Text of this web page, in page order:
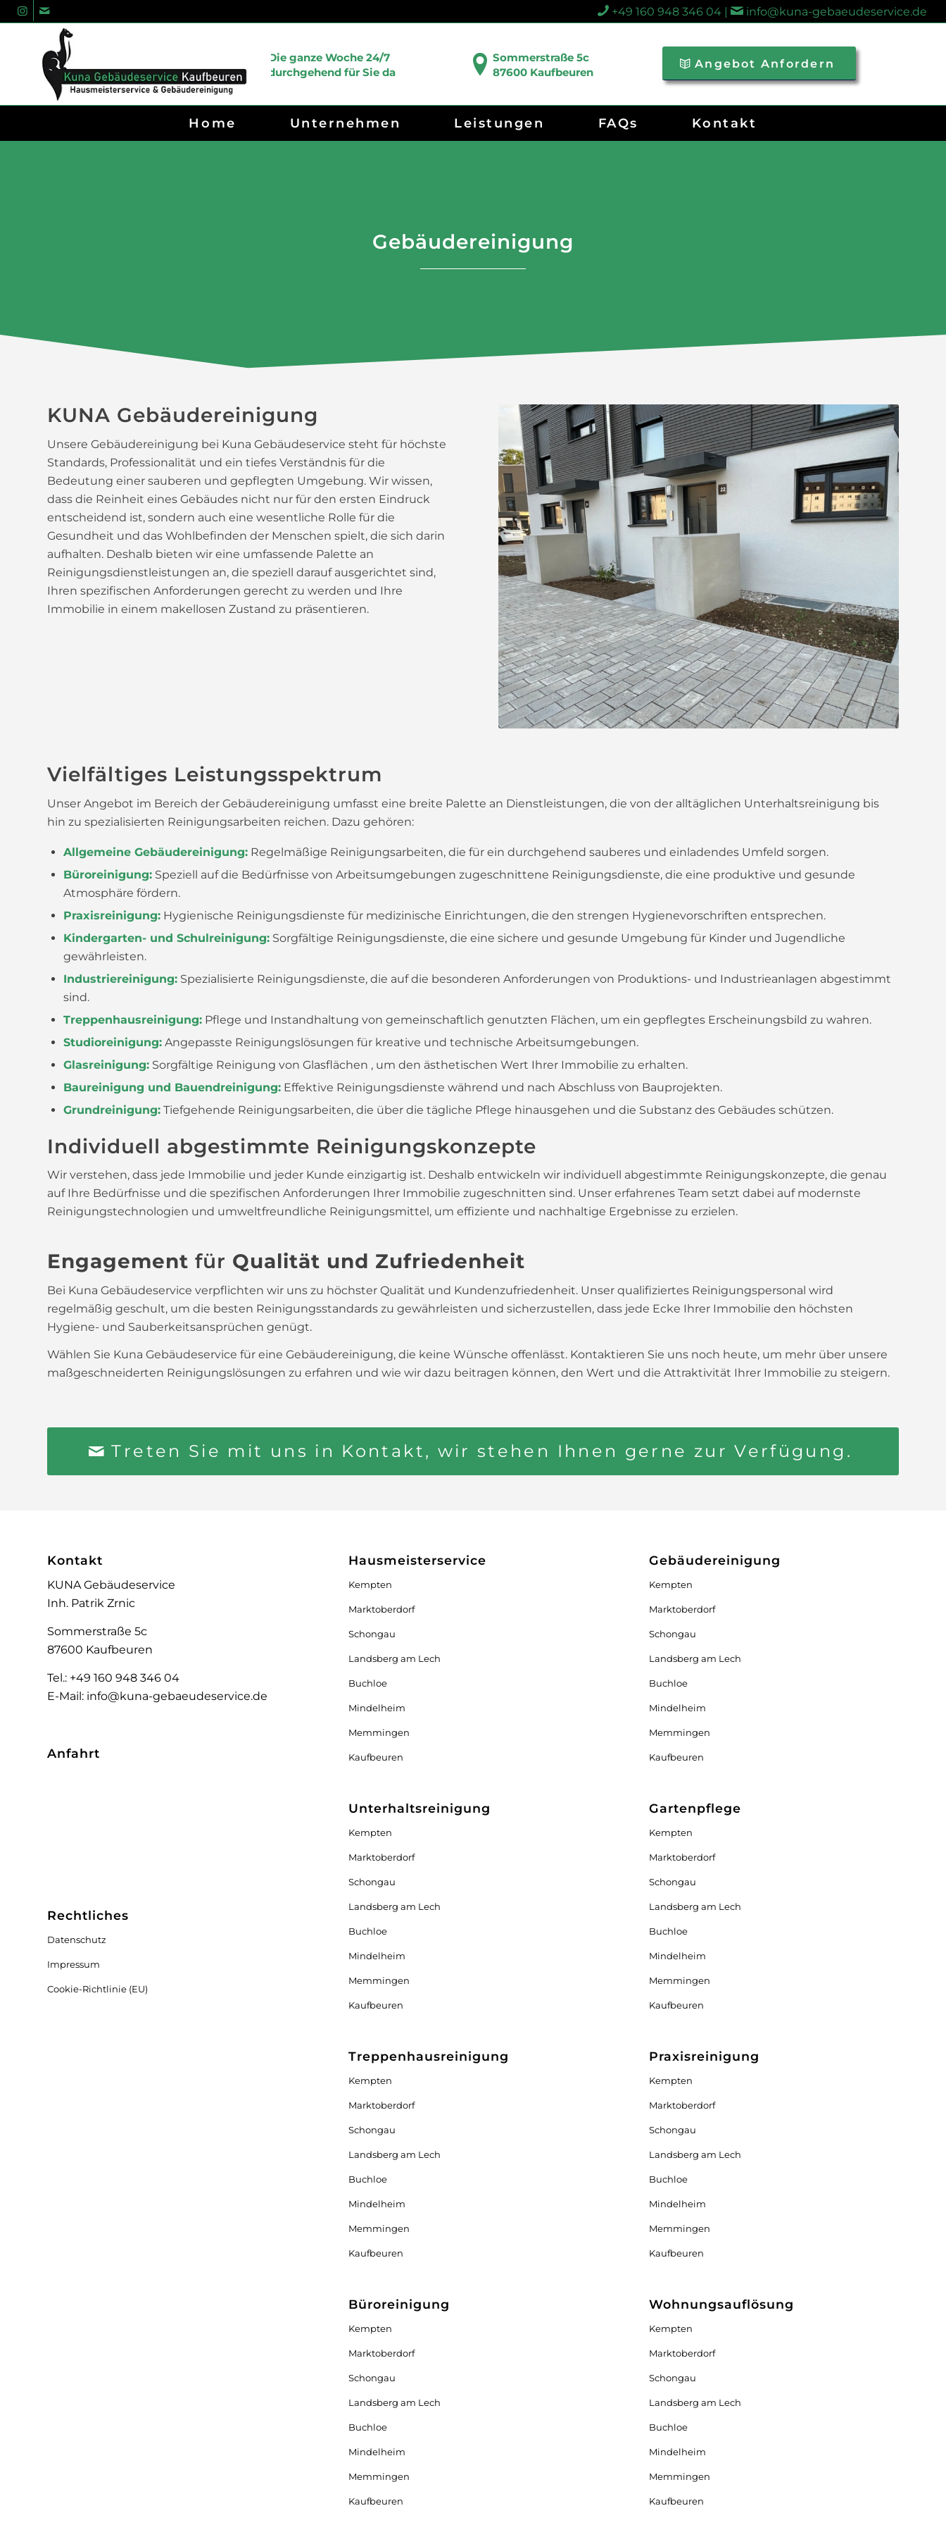
+49 160 948 346 04 | info@kuna-gebaeudeservice.de
Die ganze Woche 24/7
durchgehend für Sie da
Sommerstraße 5c
87600 Kaufbeuren
Angebot Anfordern
Home Unternehmen Leistungen FAQs Kontakt
Gebäudereinigung
KUNA Gebäudereinigung
Unsere Gebäudereinigung bei Kuna Gebäudeservice steht für höchste
Standards, Professionalität und ein tiefes Verständnis für die
Bedeutung einer sauberen und gepflegten Umgebung. Wir wissen,
dass die Reinheit eines Gebäudes nicht nur für den ersten Eindruck
entscheidend ist, sondern auch eine wesentliche Rolle für die
Gesundheit und das Wohlbefinden der Menschen spielt, die sich darin
aufhalten. Deshalb bieten wir eine umfassende Palette an
Reinigungsdienstleistungen an, die speziell darauf ausgerichtet sind,
Ihren spezifischen Anforderungen gerecht zu werden und Ihre
Immobilie in einem makellosen Zustand zu präsentieren.
Vielfältiges Leistungsspektrum
Unser Angebot im Bereich der Gebäudereinigung umfasst eine breite Palette an Dienstleistungen, die von der alltäglichen Unterhaltsreinigung bis
hin zu spezialisierten Reinigungsarbeiten reichen. Dazu gehören:
Allgemeine Gebäudereinigung: Regelmäßige Reinigungsarbeiten, die für ein durchgehend sauberes und einladendes Umfeld sorgen.
Büroreinigung: Speziell auf die Bedürfnisse von Arbeitsumgebungen zugeschnittene Reinigungsdienste, die eine produktive und gesunde
Atmosphäre fördern.
Praxisreinigung: Hygienische Reinigungsdienste für medizinische Einrichtungen, die den strengen Hygienevorschriften entsprechen.
Kindergarten- und Schulreinigung: Sorgfältige Reinigungsdienste, die eine sichere und gesunde Umgebung für Kinder und Jugendliche
gewährleisten.
Industriereinigung: Spezialisierte Reinigungsdienste, die auf die besonderen Anforderungen von Produktions- und Industrieanlagen abgestimmt
sind.
Treppenhausreinigung: Pflege und Instandhaltung von gemeinschaftlich genutzten Flächen, um ein gepflegtes Erscheinungsbild zu wahren.
Studioreinigung: Angepasste Reinigungslösungen für kreative und technische Arbeitsumgebungen.
Glasreinigung: Sorgfältige Reinigung von Glasflächen , um den ästhetischen Wert Ihrer Immobilie zu erhalten.
Baureinigung und Bauendreinigung: Effektive Reinigungsdienste während und nach Abschluss von Bauprojekten.
Grundreinigung: Tiefgehende Reinigungsarbeiten, die über die tägliche Pflege hinausgehen und die Substanz des Gebäudes schützen.
Individuell abgestimmte Reinigungskonzepte
Wir verstehen, dass jede Immobilie und jeder Kunde einzigartig ist. Deshalb entwickeln wir individuell abgestimmte Reinigungskonzepte, die genau
auf Ihre Bedürfnisse und die spezifischen Anforderungen Ihrer Immobilie zugeschnitten sind. Unser erfahrenes Team setzt dabei auf modernste
Reinigungstechnologien und umweltfreundliche Reinigungsmittel, um effiziente und nachhaltige Ergebnisse zu erzielen.
Engagement für Qualität und Zufriedenheit
Bei Kuna Gebäudeservice verpflichten wir uns zu höchster Qualität und Kundenzufriedenheit. Unser qualifiziertes Reinigungspersonal wird
regelmäßig geschult, um die besten Reinigungsstandards zu gewährleisten und sicherzustellen, dass jede Ecke Ihrer Immobilie den höchsten
Hygiene- und Sauberkeitsansprüchen genügt.
Wählen Sie Kuna Gebäudeservice für eine Gebäudereinigung, die keine Wünsche offenlässt. Kontaktieren Sie uns noch heute, um mehr über unsere
maßgeschneiderten Reinigungslösungen zu erfahren und wie wir dazu beitragen können, den Wert und die Attraktivität Ihrer Immobilie zu steigern.
Treten Sie mit uns in Kontakt, wir stehen Ihnen gerne zur Verfügung.
Kontakt
KUNA Gebäudeservice
Inh. Patrik Zrnic
Sommerstraße 5c
87600 Kaufbeuren
Tel.: +49 160 948 346 04
E-Mail: info@kuna-gebaeudeservice.de
Anfahrt
Rechtliches
Datenschutz
Impressum
Cookie-Richtlinie (EU)
Hausmeisterservice
Kempten
Marktoberdorf
Schongau
Landsberg am Lech
Buchloe
Mindelheim
Memmingen
Kaufbeuren
Unterhaltsreinigung
Kempten
Marktoberdorf
Schongau
Landsberg am Lech
Buchloe
Mindelheim
Memmingen
Kaufbeuren
Treppenhausreinigung
Kempten
Marktoberdorf
Schongau
Landsberg am Lech
Buchloe
Mindelheim
Memmingen
Kaufbeuren
Büroreinigung
Kempten
Marktoberdorf
Schongau
Landsberg am Lech
Buchloe
Mindelheim
Memmingen
Kaufbeuren
Gebäudereinigung
Kempten
Marktoberdorf
Schongau
Landsberg am Lech
Buchloe
Mindelheim
Memmingen
Kaufbeuren
Gartenpflege
Kempten
Marktoberdorf
Schongau
Landsberg am Lech
Buchloe
Mindelheim
Memmingen
Kaufbeuren
Praxisreinigung
Kempten
Marktoberdorf
Schongau
Landsberg am Lech
Buchloe
Mindelheim
Memmingen
Kaufbeuren
Wohnungsauflösung
Kempten
Marktoberdorf
Schongau
Landsberg am Lech
Buchloe
Mindelheim
Memmingen
Kaufbeuren